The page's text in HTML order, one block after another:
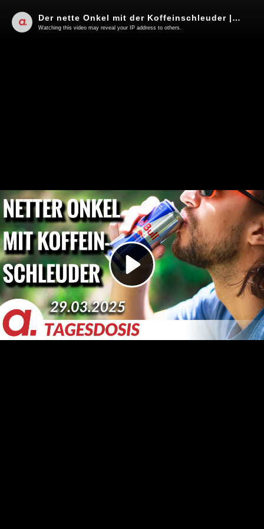
Play
Video
Der nette Onkel mit der Koffeinschleuder | Von Hermann Ploppa
Watching this video may reveal your IP address to others.